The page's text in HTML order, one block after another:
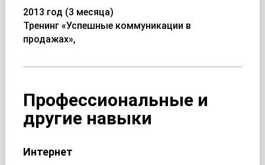
2013 год (3 месяца)
Тренинг «Успешные коммуникации в
продажах»,
Профессиональные и
другие навыки
Интернет